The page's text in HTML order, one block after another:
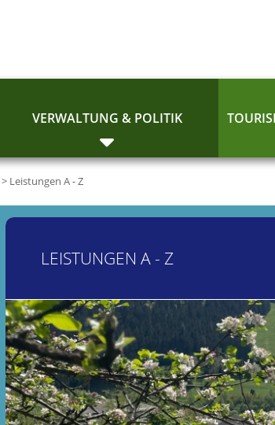
VERWALTUNG & POLITIK
> Leistungen A - Z
LEISTUNGEN A - Z